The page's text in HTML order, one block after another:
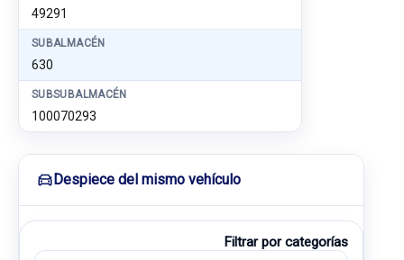
49291
SUBALMACÉN
630
SUBSUBALMACÉN
100070293
Despiece del mismo vehículo
Filtrar por categorías